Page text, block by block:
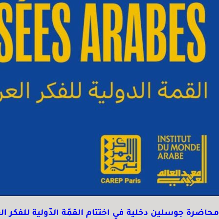
محاضرة جوسلين دخلية في اختتام القمّة الدّولية للفكر